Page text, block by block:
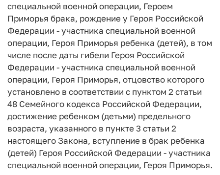
специальной военной операции, Героем
Приморья брака, рождение у Героя Российской
Федерации - участника специальной военной
операции, Героя Приморья ребенка (детей), в том
числе после даты гибели Героя Российской
Федерации - участника специальной военной
операции, Героя Приморья, отцовство которого
установлено в соответствии с пунктом 2 статьи
48 Семейного кодекса Российской Федерации,
достижение ребенком (детьми) предельного
возраста, указанного в пункте 3 статьи 2
настоящего Закона, вступление в брак ребенка
(детей) Героя Российской Федерации - участника
специальной военной операции, Героя Приморья.